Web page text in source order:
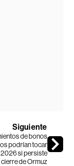
Siguiente
de bonos
podrían tocar
si persiste
cierre de Ormuz